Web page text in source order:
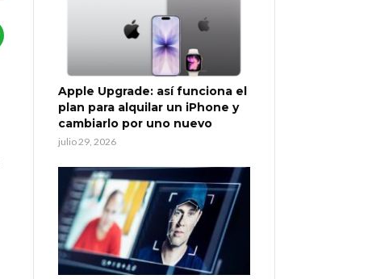
Apple Upgrade: así funciona el
plan para alquilar un iPhone y
cambiarlo por uno nuevo
julio 29, 2026